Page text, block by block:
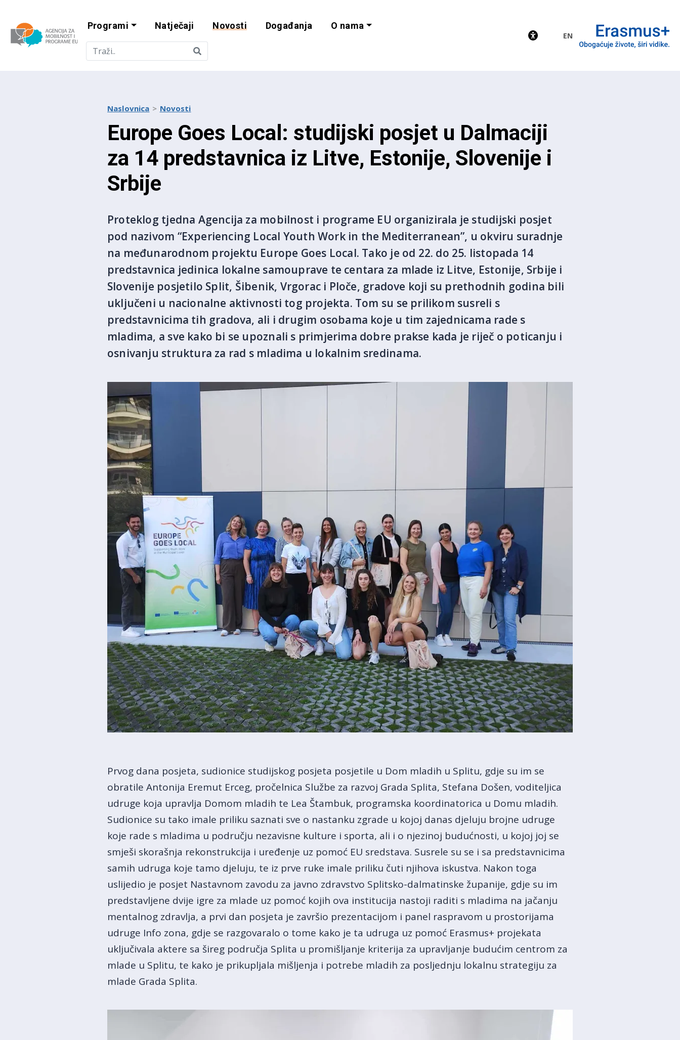
Agencija za mobilnost i programe EU
Programi Natječaji Novosti Događanja O nama
EN
Naslovnica Novosti
Europe Goes Local: studijski posjet u Dalmaciji
za 14 predstavnica iz Litve, Estonije, Slovenije i
Srbije
Proteklog tjedna Agencija za mobilnost i programe EU organizirala je studijski posjet
pod nazivom “Experiencing Local Youth Work in the Mediterranean”, u okviru suradnje
na međunarodnom projektu Europe Goes Local. Tako je od 22. do 25. listopada 14
predstavnica jedinica lokalne samouprave te centara za mlade iz Litve, Estonije, Srbije i
Slovenije posjetilo Split, Šibenik, Vrgorac i Ploče, gradove koji su prethodnih godina bili
uključeni u nacionalne aktivnosti tog projekta. Tom su se prilikom susreli s
predstavnicima tih gradova, ali i drugim osobama koje u tim zajednicama rade s
mladima, a sve kako bi se upoznali s primjerima dobre prakse kada je riječ o poticanju i
osnivanju struktura za rad s mladima u lokalnim sredinama.
Prvog dana posjeta, sudionice studijskog posjeta posjetile u Dom mladih u Splitu, gdje su im se
obratile Antonija Eremut Erceg, pročelnica Službe za razvoj Grada Splita, Stefana Došen, voditeljica
udruge koja upravlja Domom mladih te Lea Štambuk, programska koordinatorica u Domu mladih.
Sudionice su tako imale priliku saznati sve o nastanku zgrade u kojoj danas djeluju brojne udruge
koje rade s mladima u području nezavisne kulture i sporta, ali i o njezinoj budućnosti, u kojoj joj se
smješi skorašnja rekonstrukcija i uređenje uz pomoć EU sredstava. Susrele su se i sa predstavnicima
samih udruga koje tamo djeluju, te iz prve ruke imale priliku čuti njihova iskustva. Nakon toga
uslijedio je posjet Nastavnom zavodu za javno zdravstvo Splitsko-dalmatinske županije, gdje su im
predstavljene dvije igre za mlade uz pomoć kojih ova institucija nastoji raditi s mladima na jačanju
mentalnog zdravlja, a prvi dan posjeta je završio prezentacijom i panel raspravom u prostorijama
udruge Info zona, gdje se razgovaralo o tome kako je ta udruga uz pomoć Erasmus+ projekata
uključivala aktere sa šireg područja Splita u promišljanje kriterija za upravljanje budućim centrom za
mlade u Splitu, te kako je prikupljala mišljenja i potrebe mladih za posljednju lokalnu strategiju za
mlade Grada Splita.